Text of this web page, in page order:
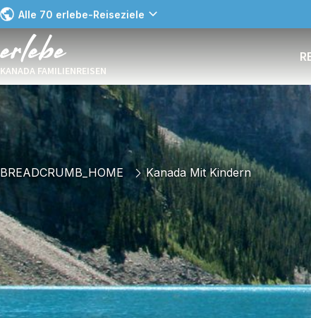
Alle 70 erlebe-Reiseziele
KANADA FAMILIENREISEN
BREADCRUMB_HOME Kanada Mit Kindern